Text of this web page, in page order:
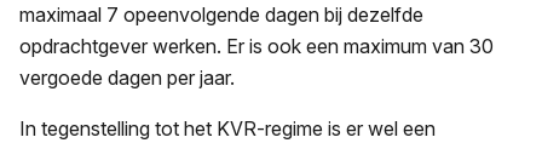
maximaal 7 opeenvolgende dagen bij dezelfde
opdrachtgever werken. Er is ook een maximum van 30
vergoede dagen per jaar.
In tegenstelling tot het KVR-regime is er wel een